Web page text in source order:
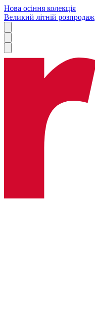
Нова осіння колекція
Великий літній розпродаж